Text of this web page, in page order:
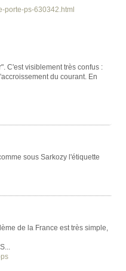
porte-ps-630342.html
C'est visiblement très confus :
du courant. En
sous Sarkozy l'étiquette
de la France est très simple,